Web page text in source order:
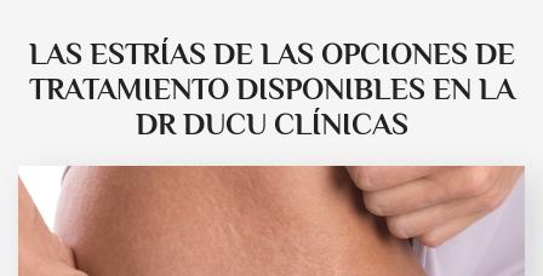
LAS ESTRÍAS DE LAS OPCIONES DE
TRATAMIENTO DISPONIBLES EN LA
DR DUCU CLÍNICAS